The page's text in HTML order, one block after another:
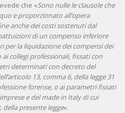
che «Sono nulle le clausole che
e proporzionato all’opera
anche dei costi sostenuti dal
di un compenso inferiore
per la liquidazione dei compensi dei
collegi professionali, fissati con
determinati con decreto del
13, comma 6, della legge 31
forense, o ai parametri fissati
e del made in Italy di cui
della presente legge».